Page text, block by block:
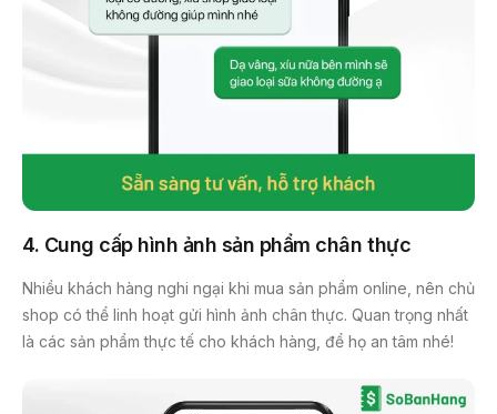
4. Cung cấp hình ảnh sản phẩm chân thực
Nhiều khách hàng nghi ngại khi mua sản phẩm online, nên chủ
shop có thể linh hoạt gửi hình ảnh chân thực. Quan trọng nhất
là các sản phẩm thực tế cho khách hàng, để họ an tâm nhé!